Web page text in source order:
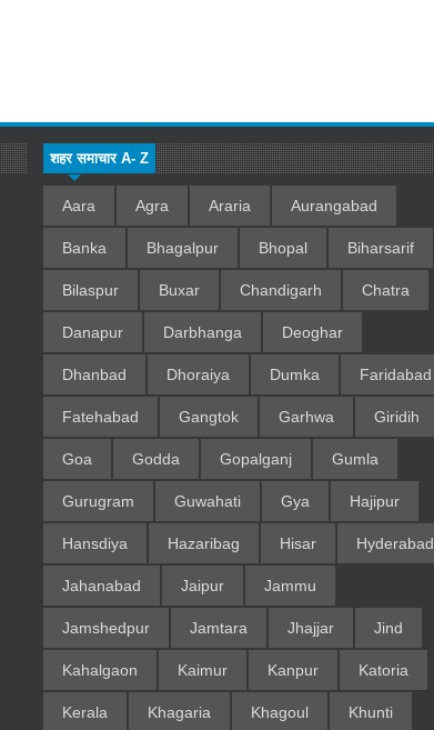
शहर समाचार A- Z
Aara Agra Araria Aurangabad
Banka Bhagalpur Bhopal Biharsarif
Bilaspur Buxar Chandigarh Chatra
Danapur Darbhanga Deoghar
Dhanbad Dhoraiya Dumka Faridabad
Fatehabad Gangtok Garhwa Giridih
Goa Godda Gopalganj Gumla
Gurugram Guwahati Gya Hajipur
Hansdiya Hazaribag Hisar Hyderabad
Jahanabad Jaipur Jammu
Jamshedpur Jamtara Jhajjar Jind
Kahalgaon Kaimur Kanpur Katoria
Kerala Khagaria Khagoul Khunti